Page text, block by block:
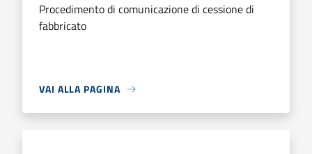
Procedimento di comunicazione di cessione di
fabbricato
VAI ALLA PAGINA